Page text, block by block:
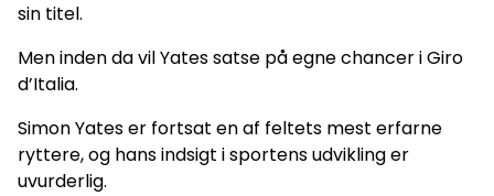
sin titel.
Men inden da vil Yates satse på egne chancer i Giro
d’Italia.
Simon Yates er fortsat en af feltets mest erfarne
ryttere, og hans indsigt i sportens udvikling er
uvurderlig.